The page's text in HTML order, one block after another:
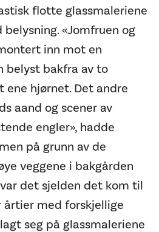
flotte glassmaleriene
«Jomfruen og
inn mot en
belyst bakfra av to
ene hjørnet. Det andre
aand og scener av
engler», hadde
på grunn av de
veggene i bakgården
det sjelden det kom til
årtier med forskjellige
seg på glassmaleriene